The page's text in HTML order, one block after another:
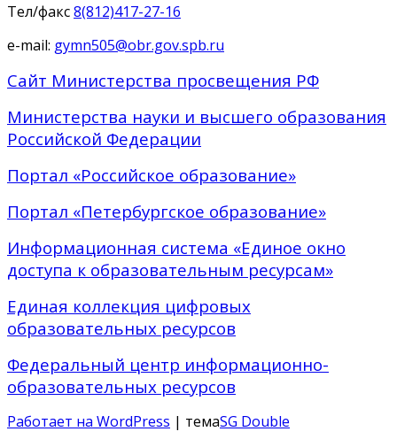
Тел/факс8(812)417-27-16
e-mail: gymn505@obr.gov.spb.ru
Сайт Министерства просвещения РФ
Министерства науки и высшего образования
Российской Федерации
Портал «Российское образование»
Портал «Петербургское образование»
Информационная система «Единое окно
доступа к образовательным ресурсам»
Единая коллекция цифровых
образовательных ресурсов
Федеральный центр информационно-
образовательных ресурсов
Работает на WordPress | темаSG Double